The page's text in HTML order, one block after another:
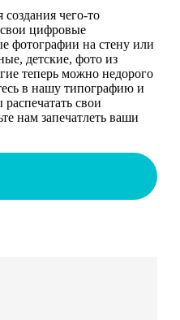
чего-то
цифровые
фотографии на стену или
детские, фото из
теперь можно недорого
в нашу типографию и
свои
нам запечатлеть ваши